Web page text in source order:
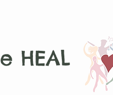
HEAL